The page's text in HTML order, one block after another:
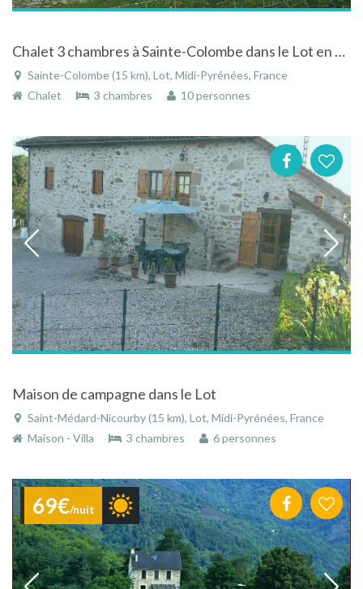
Chalet 3 chambres à Sainte-Colombe dans le Lot en Midi Pyrénées avec grande terrasse
Sainte-Colombe (15 km), Lot, Midi-Pyrénées, France
Chalet
3 chambres 10 personnes
Maison de campagne dans le Lot
Saint-Médard-Nicourby (15 km), Lot, Midi-Pyrénées, France
Maison - Villa
3 chambres 6 personnes
69€/nuit